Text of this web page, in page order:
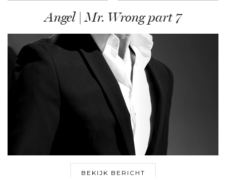
Angel | Mr. Wrong part 7
BEKIJK BERICHT